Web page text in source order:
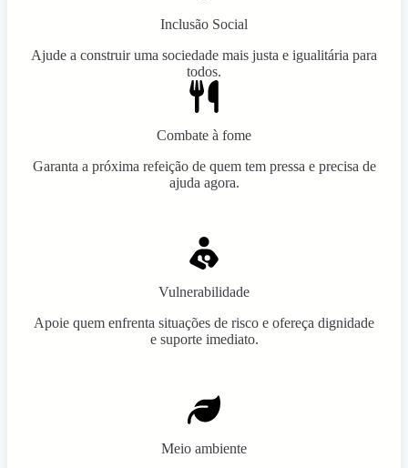
Inclusão Social
Ajude a construir uma sociedade mais justa e igualitária para
todos.
Combate à fome
Garanta a próxima refeição de quem tem pressa e precisa de
ajuda agora.
Vulnerabilidade
Apoie quem enfrenta situações de risco e ofereça dignidade
e suporte imediato.
Meio ambiente